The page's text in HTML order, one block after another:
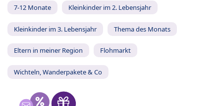
7-12 Monate Kleinkinder im 2. Lebensjahr
Kleinkinder im 3. Lebensjahr Thema des Monats
Eltern in meiner Region Flohmarkt
Wichteln, Wanderpakete & Co